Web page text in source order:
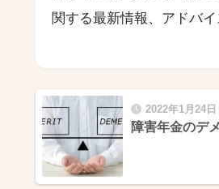
関する最新情報、アドバイ
2022年1月24日
障害年金のデ